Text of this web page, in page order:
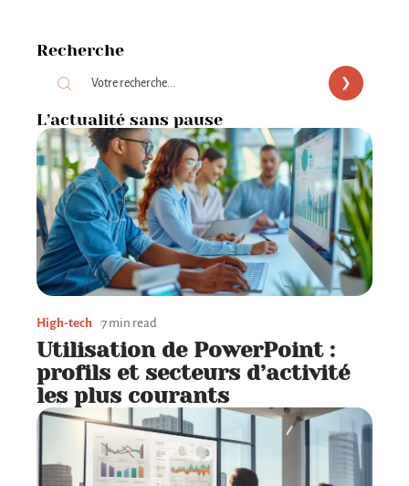
Recherche
L’actualité sans pause
High-tech 7 min read
Utilisation de PowerPoint :
profils et secteurs d’activité
les plus courants